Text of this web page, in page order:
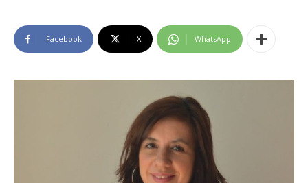
Facebook X WhatsApp